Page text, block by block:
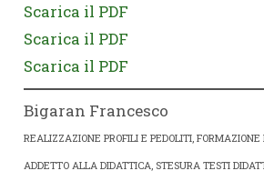
Scarica il PDF
Scarica il PDF
Scarica il PDF
Bigaran Francesco
REALIZZAZIONE PROFILI E PEDOLITI, FORMAZIONE
ADDETTO ALLA DIDATTICA, STESURA TESTI